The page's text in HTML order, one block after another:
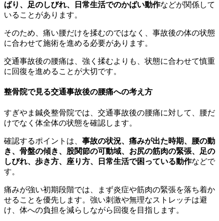
ばり、足のしびれ、日常生活でのかばい動作などが関係して
いることがあります。
そのため、痛い腰だけを揉むのではなく、事故後の体の状態
に合わせて施術を進める必要があります。
交通事故後の腰痛は、強く揉むよりも、状態に合わせて慎重
に回復を進めることが大切です。
整骨院で見る交通事故後の腰痛への考え方
すぎやま鍼灸整骨院では、交通事故後の腰痛に対して、腰だ
けでなく体全体の状態を確認します。
確認するポイントは、 事故の状況、痛みが出た時期、腰の動
き、骨盤の傾き、股関節の可動域、お尻の筋肉の緊張、足の
しびれ、歩き方、座り方、日常生活で困っている動作などで
す。
痛みが強い初期段階では、まず炎症や筋肉の緊張を落ち着か
せることを優先します。強い刺激や無理なストレッチは避
け、体への負担を減らしながら回復を目指します。